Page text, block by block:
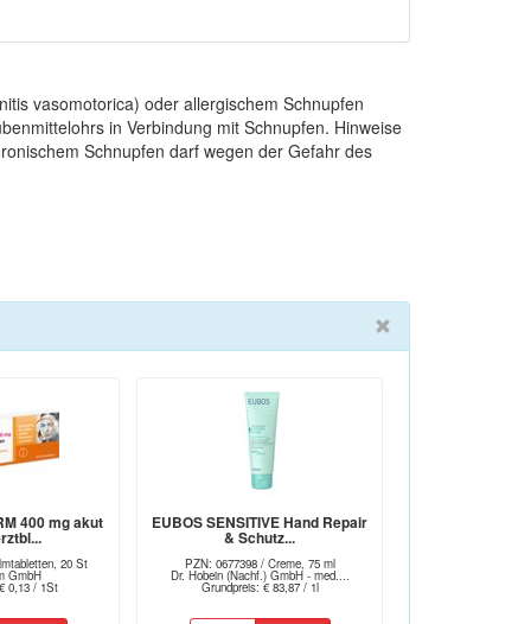
vasomotorica) oder allergischem Schnupfen
in Verbindung mit Schnupfen. Hinweise
Schnupfen darf wegen der Gefahr des
400 mg akut
20 St
GmbH
0,13 / 1St
EUBOS SENSITIVE Hand Repair
& Schutz...
PZN: 0677398 / Creme, 75 ml
Dr. Hobein (Nachf.) GmbH - med....
Grundpreis: € 83,87 / 1l